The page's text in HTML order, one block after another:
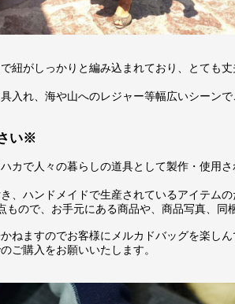
紐がしっかりと編み込まれており、とても
入れ、海や山へのレジャー等幅広いシーンで
い※
カで人々の暮らしの道具として製作・使用
、ハンドメイドで生産されているアイテム
もので、お手元にある商品や、商品写真、同
ねますのでお客様にメルカドバッグを楽し
ご購入をお願いいたします。